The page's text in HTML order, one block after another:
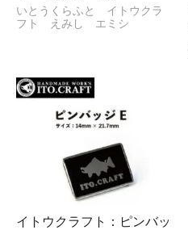
いとうくらふと イトウクラ
フト えみし エミシ
イトウクラフト：ピンバッ